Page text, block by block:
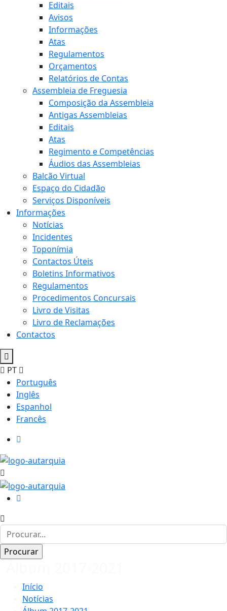
Editais
Avisos
Informações
Atas
Regulamentos
Orçamentos
Relatórios de Contas
Assembleia de Freguesia
Composição da Assembleia
Antigas Assembleias
Editais
Atas
Regimento e Competências
Áudios das Assembleias
Balcão Virtual
Espaço do Cidadão
Serviços Disponíveis
Informações
Notícias
Incidentes
Toponímia
Contactos Úteis
Boletins Informativos
Regulamentos
Procedimentos Concursais
Livro de Visitas
Livro de Reclamações
Contactos
PT
Português
Inglês
Espanhol
Francês
Início
Notícias